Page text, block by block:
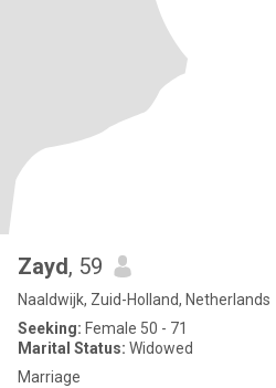
Zayd, 59
Naaldwijk, Zuid-Holland, Netherlands
Seeking: Female 50 - 71
Marital Status: Widowed
Marriage